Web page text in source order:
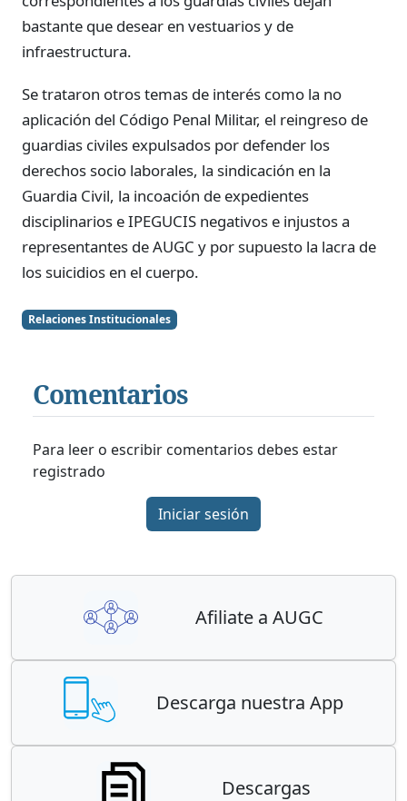
bastante que desear en vestuarios y de
infraestructura.
Se trataron otros temas de interés como la no
aplicación del Código Penal Militar, el reingreso de
guardias civiles expulsados por defender los
derechos socio laborales, la sindicación en la
Guardia Civil, la incoación de expedientes
disciplinarios e IPEGUCIS negativos e injustos a
representantes de AUGC y por supuesto la lacra de
los suicidios en el cuerpo.
Relaciones Institucionales
Comentarios
Para leer o escribir comentarios debes estar
registrado
Iniciar sesión
Afiliate a AUGC
Descarga nuestra App
Descargas